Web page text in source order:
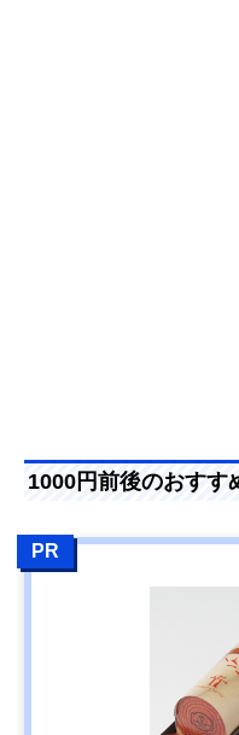
1000円前後のおすす
PR